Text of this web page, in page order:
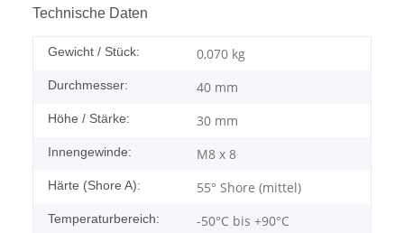
Technische Daten
Gewicht / Stück: 0,070 kg
Durchmesser: 40 mm
Höhe / Stärke: 30 mm
Innengewinde: M8 x 8
Härte (Shore A): 55° Shore (mittel)
Temperaturbereich: -50°C bis +90°C